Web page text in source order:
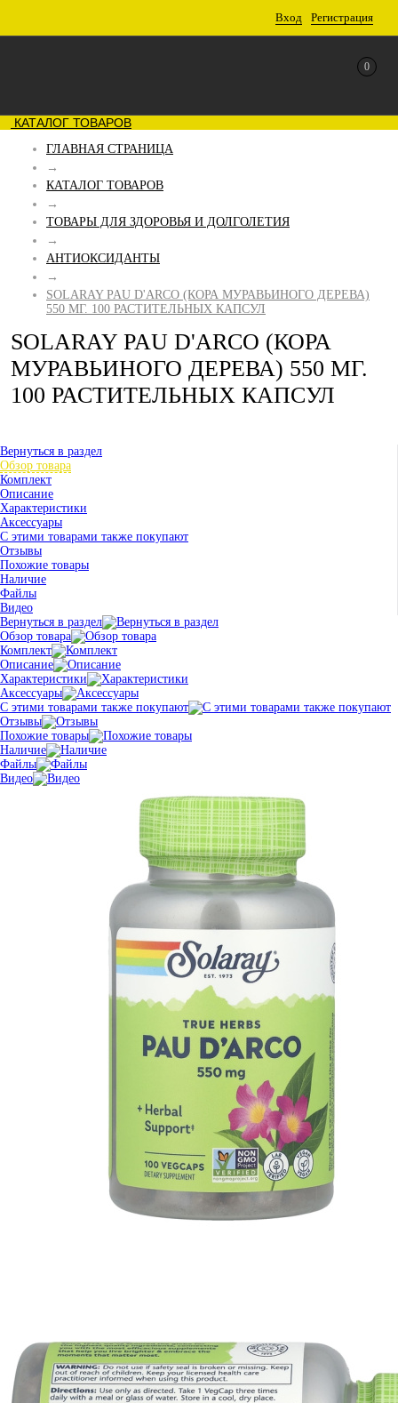
Вход Регистрация
0
КАТАЛОГ ТОВАРОВ
ГЛАВНАЯ СТРАНИЦА
→
КАТАЛОГ ТОВАРОВ
→
ТОВАРЫ ДЛЯ ЗДОРОВЬЯ И ДОЛГОЛЕТИЯ
→
АНТИОКСИДАНТЫ
→
SOLARAY PAU D'ARCO (КОРА МУРАВЬИНОГО ДЕРЕВА)
550 МГ. 100 РАСТИТЕЛЬНЫХ КАПСУЛ
SOLARAY PAU D'ARCO (КОРА
МУРАВЬИНОГО ДЕРЕВА) 550 МГ.
100 РАСТИТЕЛЬНЫХ КАПСУЛ
Вернуться в раздел
Обзор товара
Комплект
Описание
Характеристики
Аксессуары
С этими товарами также покупают
Отзывы
Похожие товары
Наличие
Файлы
Видео
Вернуться в раздел
Обзор товара
Комплект
Описание
Характеристики
Аксессуары
С этими товарами также покупают
Отзывы
Похожие товары
Наличие
Файлы
Видео